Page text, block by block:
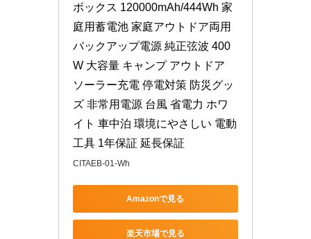
ボックス 120000mAh/444Wh 家
庭用蓄電池 家庭アウトドア両用
バックアップ電源 純正弦波 400
W 大容量 キャンプ アウトドア
ソーラー充電 停電対策 防災グッ
ズ 非常用電源 台風 省電力 ホワ
イト 車中泊 環境にやさしい 電動
工具 1年保証 延長保証
CITAEB-01-Wh
Amazonで見る
楽天市場で見る